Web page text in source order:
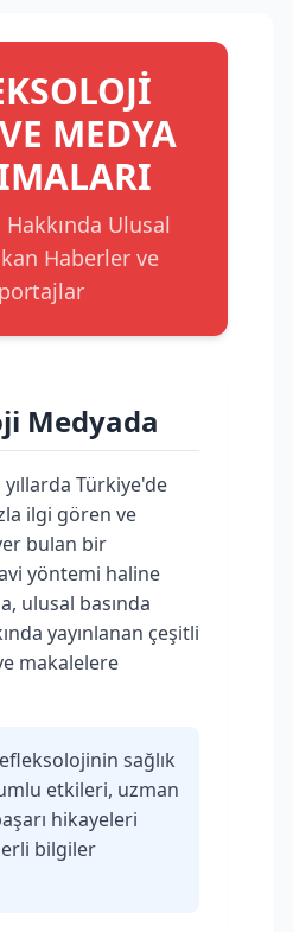
MEDYA
Ulusal
Haberler ve
Medyada
Türkiye'de
ilgi gören ve
bulan bir
yöntemi haline
ulusal basında
yayınlanan çeşitli
makalelere
sağlık
etkileri, uzman
hikayeleri
bilgiler